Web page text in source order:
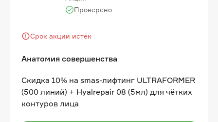
Анатомия совершенства
Срок акции истёк
Проверено
Скидка 10% на smas-лифтинг ULTRAFORMER
(500 линий) + Hyalrepair 08 (5мл) для чётких
контуров лица